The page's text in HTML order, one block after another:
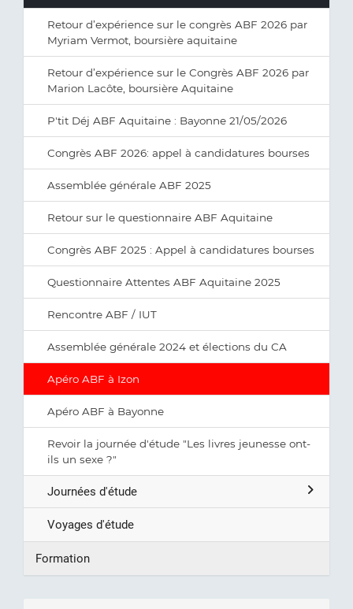
Retour d’expérience sur le congrès ABF 2026 par
Myriam Vermot, boursière aquitaine
Retour d’expérience sur le Congrès ABF 2026 par
Marion Lacôte, boursière Aquitaine
P'tit Déj ABF Aquitaine : Bayonne 21/05/2026
Congrès ABF 2026: appel à candidatures bourses
Assemblée générale ABF 2025
Retour sur le questionnaire ABF Aquitaine
Congrès ABF 2025 : Appel à candidatures bourses
Questionnaire Attentes ABF Aquitaine 2025
Rencontre ABF / IUT
Assemblée générale 2024 et élections du CA
Apéro ABF à Izon
Apéro ABF à Bayonne
Revoir la journée d'étude "Les livres jeunesse ont-
ils un sexe ?"
Journées d'étude
Voyages d'étude
Formation